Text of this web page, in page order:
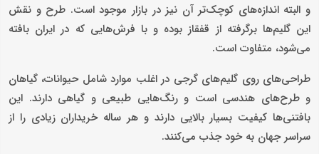
و البته اندازه‌های کوچک‌تر آن نیز در بازار موجود است. طرح و نقش
این گلیم‌ها برگرفته از قفقاز بوده و با فرش‌هایی که در ایران بافته
می‌شود، متفاوت است.
طراحی‌های روی گلیم‌های گرجی در اغلب موارد شامل حیوانات، گیاهان
و طرح‌های هندسی است و رنگ‌هایی طبیعی و گیاهی دارند. این
بافتنی‌ها کیفیت بسیار بالایی دارند و هر ساله خریداران زیادی را از
سراسر جهان به خود جذب می‌کنند.